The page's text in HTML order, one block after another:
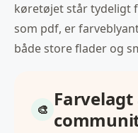
køretøjet står tydeligt
som pdf, er
både store flader og
Farvelagt